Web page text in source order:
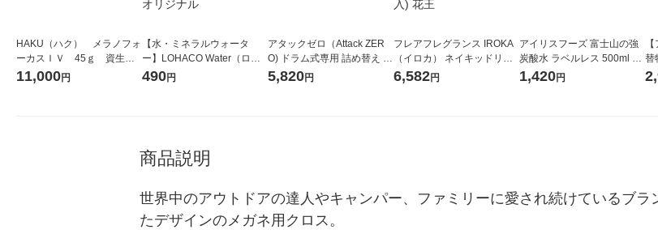
HAKU（ハク） メラノフォ
ーカスＩＶ 45ｇ 資生
堂 おまけ付き
11,000円
【水・ミネラルウォータ
ー】LOHACO Water（ロハ
コウォーター）2L ラベルレ
490円
アタックゼロ（Attack ZER
O) ドラム式専用 詰め替え メ
ガジャンボ 2300g 1セット
5,820円
フレアフレグランス IROKA
（イロカ） ネイキッドリリ
ーの香り 柔軟剤 詰め替え 超
6,582円
アイリスフーズ 富士山の強
炭酸水 ラベルレス 500ml 1
箱（24本入）
1,420円
替
し
商品説明
世界中のアウトドアの達人やキャンパー、ファミリーに愛され続けているブ
たデザインのメガネ用クロス。